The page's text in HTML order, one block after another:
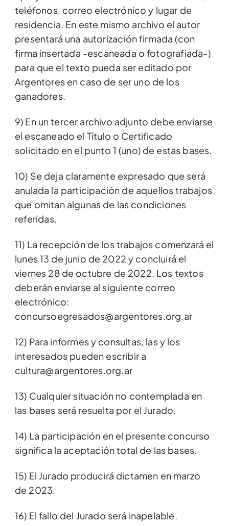
teléfonos, correo electrónico y lugar de
residencia. En este mismo archivo el autor
presentará una autorización firmada (con
firma insertada -escaneada o fotografiada-)
para que el texto pueda ser editado por
Argentores en caso de ser uno de los
ganadores.
9) En un tercer archivo adjunto debe enviarse
el escaneado el Título o Certificado
solicitado en el punto 1 (uno) de estas bases.
10) Se deja claramente expresado que será
anulada la participación de aquellos trabajos
que omitan algunas de las condiciones
referidas.
11) La recepción de los trabajos comenzará el
lunes 13 de junio de 2022 y concluirá el
viernes 28 de octubre de 2022. Los textos
deberán enviarse al siguiente correo
electrónico:
concursoegresados@argentores.org.ar
12) Para informes y consultas, las y los
interesados pueden escribir a
cultura@argentores.org.ar
13) Cualquier situación no contemplada en
las bases será resuelta por el Jurado.
14) La participación en el presente concurso
significa la aceptación total de las bases.
15) El Jurado producirá dictamen en marzo
de 2023.
16) El fallo del Jurado será inapelable.